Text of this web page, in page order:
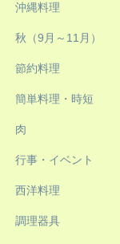
沖縄料理
秋（9月～11月）
節約料理
簡単料理・時短
肉
行事・イベント
西洋料理
調理器具